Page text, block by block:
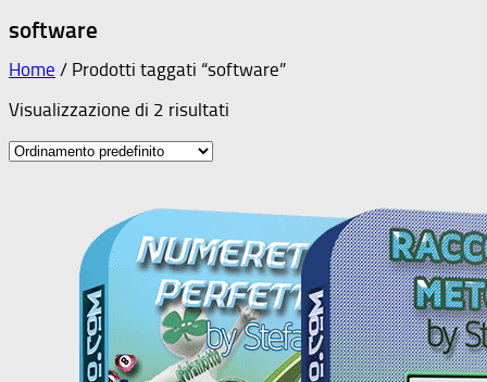
software
Home / Prodotti taggati “software”
Visualizzazione di 2 risultati